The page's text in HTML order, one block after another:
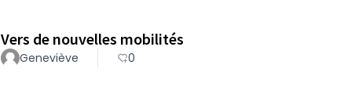
Vers de nouvelles mobilités
Geneviève 0